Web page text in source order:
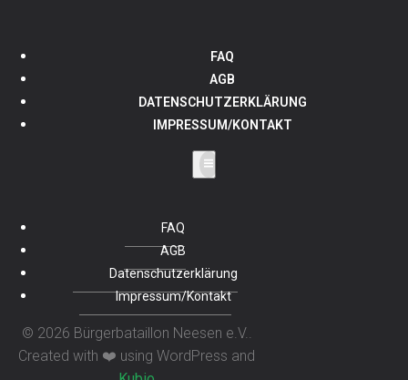
FAQ
AGB
DATENSCHUTZERKLÄRUNG
IMPRESSUM/KONTAKT
FAQ
AGB
Datenschutzerklärung
Impressum/Kontakt
© 2026 Bürgerbataillon Neesen e.V..
Created with ❤️ using WordPress and